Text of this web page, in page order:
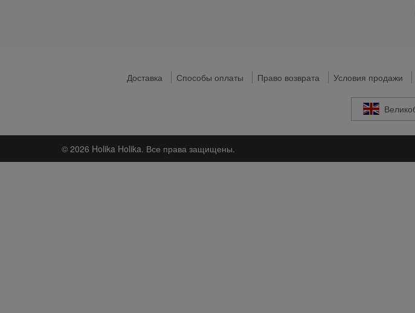
Доставка Способы оплаты Право возврата Условия продажи
© 2026 Holika Holika. Все права защищены.